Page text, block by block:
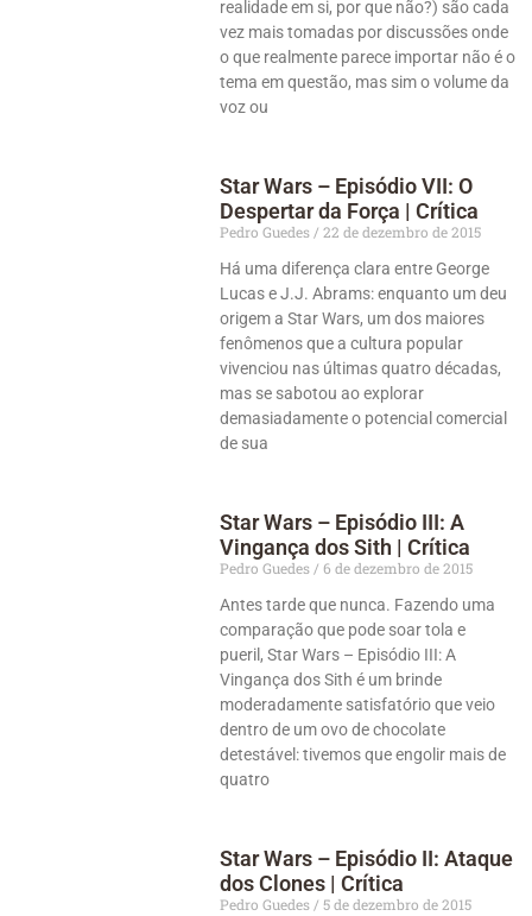
realidade em si, por que não?) são cada
vez mais tomadas por discussões onde
o que realmente parece importar não é o
tema em questão, mas sim o volume da
voz ou
Star Wars – Episódio VII: O
Despertar da Força | Crítica
Pedro Guedes
22 de dezembro de 2015
Há uma diferença clara entre George
Lucas e J.J. Abrams: enquanto um deu
origem a Star Wars, um dos maiores
fenômenos que a cultura popular
vivenciou nas últimas quatro décadas,
mas se sabotou ao explorar
demasiadamente o potencial comercial
de sua
Star Wars – Episódio III: A
Vingança dos Sith | Crítica
Pedro Guedes
6 de dezembro de 2015
Antes tarde que nunca. Fazendo uma
comparação que pode soar tola e
pueril, Star Wars – Episódio III: A
Vingança dos Sith é um brinde
moderadamente satisfatório que veio
dentro de um ovo de chocolate
detestável: tivemos que engolir mais de
quatro
Star Wars – Episódio II: Ataque
dos Clones | Crítica
Pedro Guedes
5 de dezembro de 2015